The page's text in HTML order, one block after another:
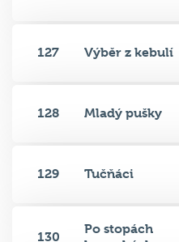
127 Výběr z kebulí
128 Mladý pušky
129 Tučňáci
130
Po stopách